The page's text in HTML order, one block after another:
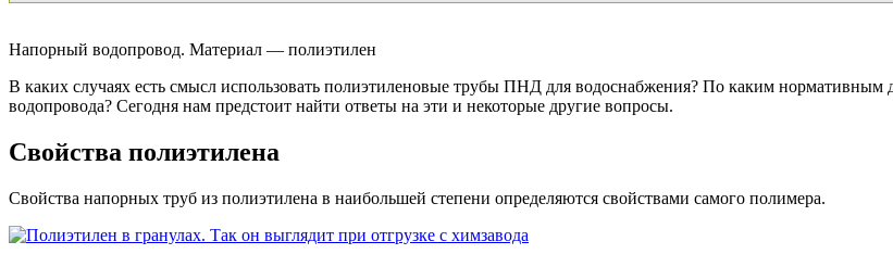
Напорный водопровод. Материал — полиэтилен
В каких случаях есть смысл использовать полиэтиленовые трубы ПНД для водоснабжения? По каким
водопровода? Сегодня нам предстоит найти ответы на эти и некоторые другие вопросы.
Свойства полиэтилена
Свойства напорных труб из полиэтилена в наибольшей степени определяются свойствами самого полимера.